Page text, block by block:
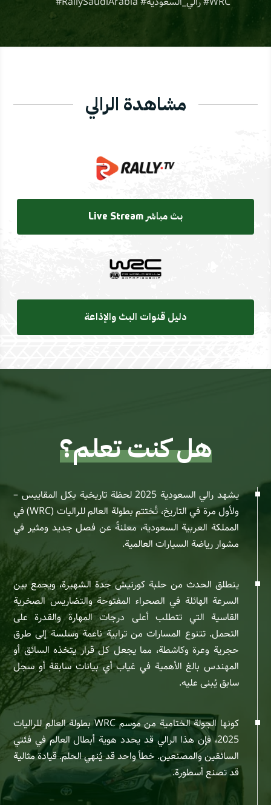
مشاهدة الرالي
بث مباشر Live Stream
دليل قنوات البث والإذاعة
هل كنت تعلم؟
يشهد رالي السعودية 2025 لحظة تاريخية بكل المقاييس –
ولأول مرة في التاريخ، تُختتم بطولة العالم للراليات (WRC) في
المملكة العربية السعودية، معلنةً عن فصل جديد ومثير في
مشوار رياضة السيارات العالمية.
ينطلق الحدث من حلبة كورنيش جدة الشهيرة، ويجمع بين
السرعة الهائلة في الصحراء المفتوحة والتضاريس الصخرية
القاسية التي تتطلب أعلى درجات المهارة والقدرة على
التحمل. تتنوع المسارات من ترابية ناعمة وسلسة إلى طرق
حجرية وعرة وكاشطة، مما يجعل كل قرار يتخذه السائق أو
المهندس بالغ الأهمية في غياب أي بيانات سابقة أو سجل
سابق يُبنى عليه.
كونها الجولة الختامية من موسم WRC بطولة العالم للراليات
2025، فإن هذا الرالي قد يحدد هوية أبطال العالم في فئتي
السائقين والمصنعين. خطأ واحد قد يُنهي الحلم. قيادة مثالية
قد تصنع أسطورة.